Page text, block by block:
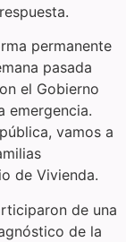
permanente
pasada
el Gobierno
emergencia.
vamos a
de Vivienda.
de una
de la